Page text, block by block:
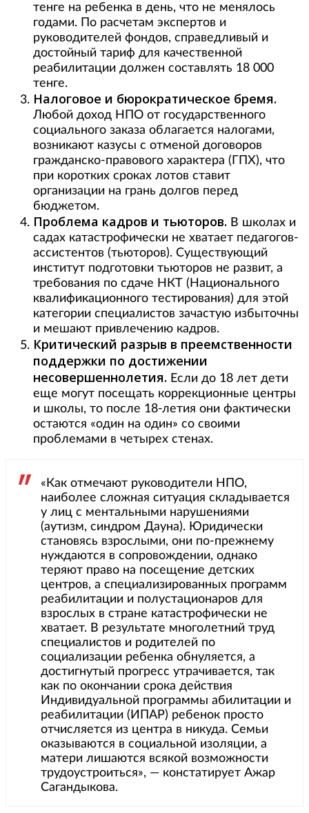
тенге на ребенка в день, что не менялось
годами. По расчетам экспертов и
руководителей фондов, справедливый и
достойный тариф для качественной
реабилитации должен составлять 18 000
тенге.
Налоговое и бюрократическое бремя.
Любой доход НПО от государственного
социального заказа облагается налогами,
возникают казусы с отменой договоров
гражданско-правового характера (ГПХ), что
при коротких сроках лотов ставит
организации на грань долгов перед
бюджетом.
Проблема кадров и тьюторов. В школах и
садах катастрофически не хватает педагогов-
ассистентов (тьюторов). Существующий
институт подготовки тьюторов не развит, а
требования по сдаче НКТ (Национального
квалификационного тестирования) для этой
категории специалистов зачастую избыточны
и мешают привлечению кадров.
Критический разрыв в преемственности
поддержки по достижении
несовершеннолетия. Если до 18 лет дети
еще могут посещать коррекционные центры
и школы, то после 18-летия они фактически
остаются «один на один» со своими
проблемами в четырех стенах.
«Как отмечают руководители НПО,
наиболее сложная ситуация складывается
у лиц с ментальными нарушениями
(аутизм, синдром Дауна). Юридически
становясь взрослыми, они по-прежнему
нуждаются в сопровождении, однако
теряют право на посещение детских
центров, а специализированных программ
реабилитации и полустационаров для
взрослых в стране катастрофически не
хватает. В результате многолетний труд
специалистов и родителей по
социализации ребенка обнуляется, а
достигнутый прогресс утрачивается, так
как по окончании срока действия
Индивидуальной программы абилитации и
реабилитации (ИПАР) ребенок просто
отчисляется из центра в никуда. Семьи
оказываются в социальной изоляции, а
матери лишаются всякой возможности
трудоустроиться», — констатирует Ажар
Сагандыкова.